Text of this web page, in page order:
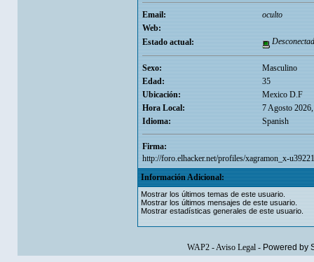
Email:
oculto
Web:
Estado actual:
Sexo:
Masculino
Edad:
35
Ubicación:
Mexico D.F
Hora Local:
7 Agosto
Idioma:
Spanish
Firma:
http://foro.elhacker.net/profiles/xagramon_x-
Información Adicional:
Mostrar los últimos temas de este usuario.
Mostrar los últimos mensajes de este usuario.
Mostrar estadísticas generales de este usuario.
WAP2-Aviso Legal- Powered by